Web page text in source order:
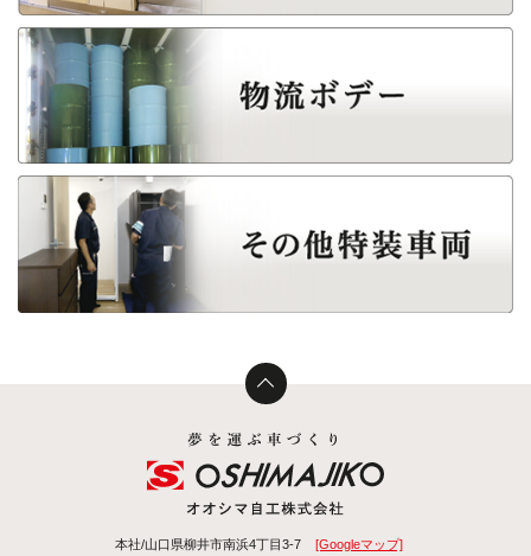
本社/山口県柳井市南浜4丁目3-7 [Googleマップ]